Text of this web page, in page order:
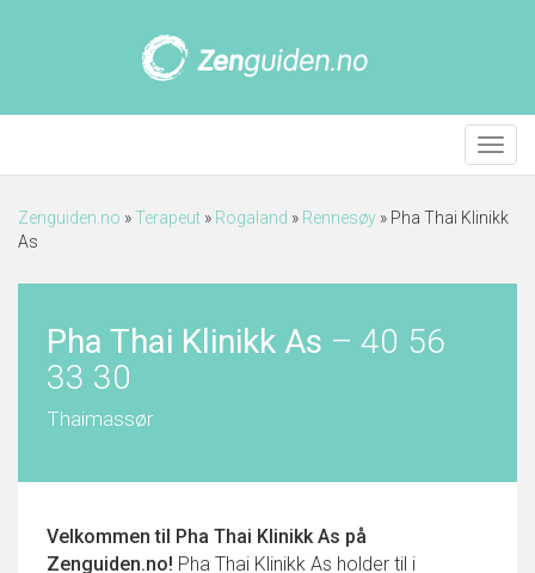
Meny
Zenguiden.no »Terapeut » Rogaland » Rennesøy » Pha Thai Klinikk
As
Pha Thai Klinikk As – 40 56
33 30
Thaimassør
Velkommen til Pha Thai Klinikk As på
Zenguiden.no! Pha Thai Klinikk As holder til i